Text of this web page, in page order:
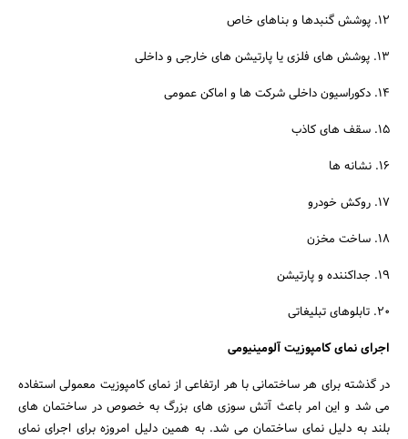
12. پوشش گنبدها و بناهای خاص
13. پوشش های فلزی یا پارتیشن های خارجی و داخلی
14. دکوراسیون داخلی شرکت ها و اماکن عمومی
15. سقف های کاذب
16. نشانه ها
17. روکش خودرو
18. ساخت مخزن
19. جداکننده و پارتیشن
20. تابلوهای تبلیغاتی
اجرای نمای کامپوزیت آلومینیومی
در گذشته برای هر ساختمانی با هر ارتفاعی از نمای کامپوزیت معمولی استفاده
می شد و این امر باعث آتش سوزی های بزرگ به خصوص در ساختمان های
بلند به دلیل نمای ساختمان می شد. به همین دلیل امروزه برای اجرای نمای